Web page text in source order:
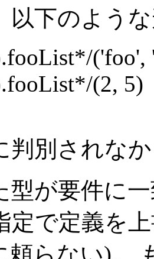
以下のよう
('foo',
(2, 5)
判別されな
型が要件に
定で定義を